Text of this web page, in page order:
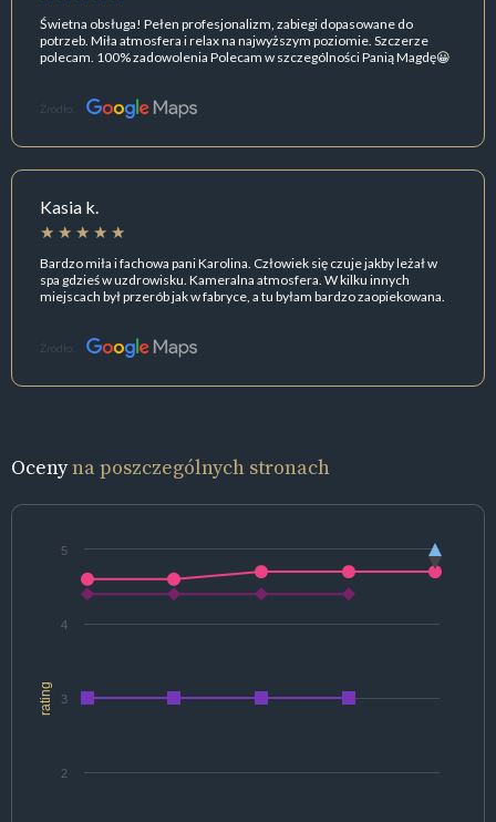
Świetna obsługa! Pełen profesjonalizm, zabiegi dopasowane do
potrzeb. Miła atmosfera i relax na najwyższym poziomie. Szczerze
polecam. 100% zadowolenia Polecam w szczególności Panią Magdę😀
Źródło:
Kasia k.
Bardzo miła i fachowa pani Karolina. Człowiek się czuje jakby leżał w
spa gdzieś w uzdrowisku. Kameralna atmosfera. W kilku innych
miejscach był przerób jak w fabryce, a tu byłam bardzo zaopiekowana.
Źródło:
Ocenyna poszczególnych stronach
rating
2
3
4
5